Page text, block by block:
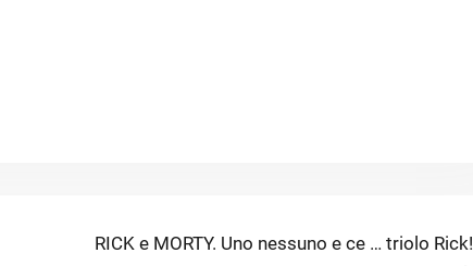
Next
RICK e MORTY. Uno nessuno e ce … triolo Rick!